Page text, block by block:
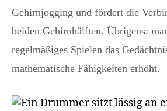
Gehirnjogging und fördert die
beiden Gehirnhälften. Übrigens:
regelmäßiges Spielen das
mathematische Fähigkeiten erhöht.